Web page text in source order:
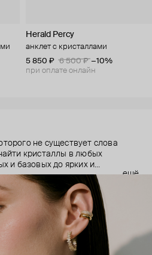
Herald Percy
анклет с кристаллами
5 850 ₽
6 500 ₽ −10%
при оплате онлайн
не существует слова
кристаллы в любых
и базовых до ярких и
главным элементом
из мегаполиса, которой
в сутках, чтобы все успеть, и
чтобы, поменяв серьги,
из офиса.
ещё